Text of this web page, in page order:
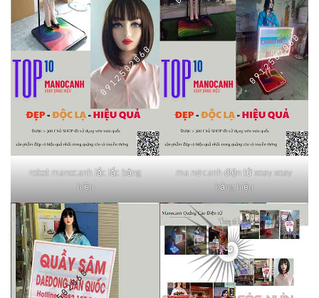
robot manocanh lắc lắc bảng
hiệu
ma nơ canh điện tử xoay xoay
bảng hiệu